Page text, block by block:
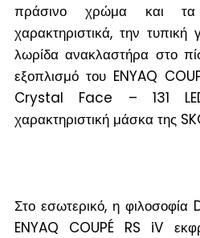
πράσινο χρώμα και τα
χαρακτηριστικά, την τυπική
λωρίδα ανακλαστήρα στο
εξοπλισμό του ENYAQ
Crystal Face – 131
χαρακτηριστική μάσκα της
Στο εσωτερικό, η
ENYAQ COUPÉ RS iV